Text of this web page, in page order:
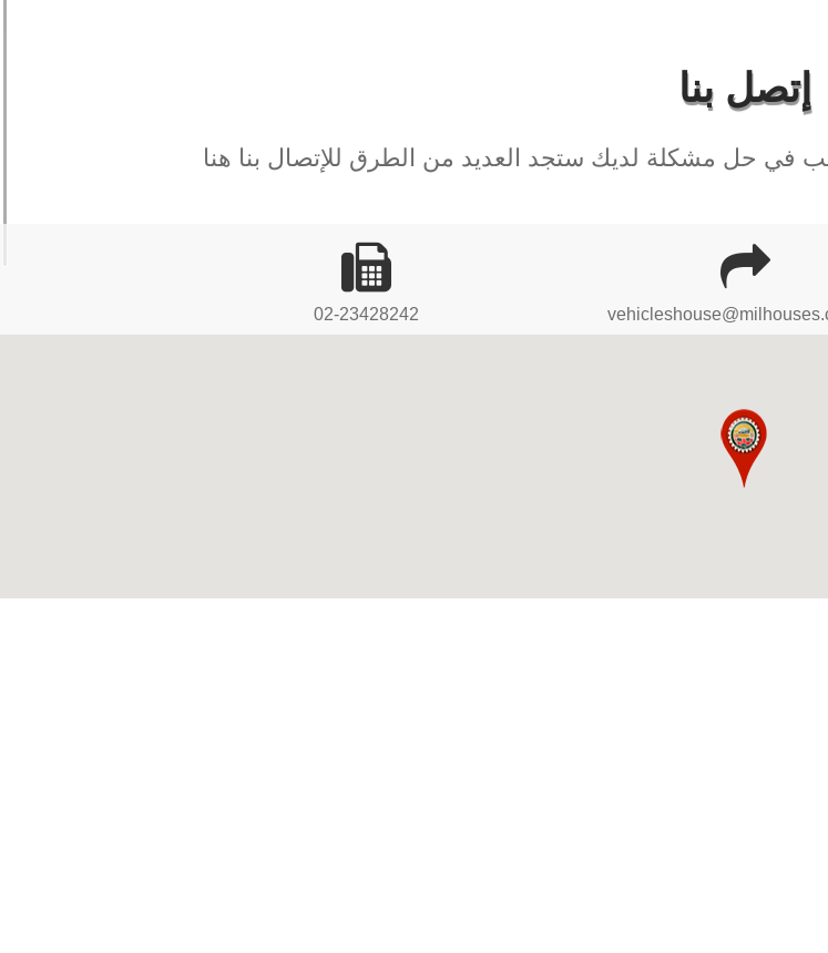
إتصل بنا
في حل مشكلة لديك ستجد العديد من الطرق للإتصال بنا هنا
02-23428242